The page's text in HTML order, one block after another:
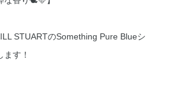
STUARTのSomething Pure Blueシ
す！